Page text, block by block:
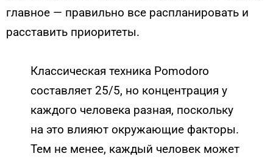
главное — правильно все распланировать и
расставить приоритеты.
Классическая техника Pomodoro
составляет 25/5, но концентрация у
каждого человека разная, поскольку
на это влияют окружающие факторы.
Тем не менее, каждый человек может